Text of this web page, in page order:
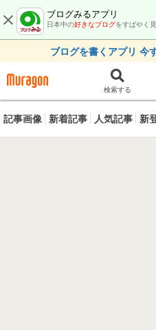
ブログみるアプリ
日本中の好きなブログをすばやく
ブログを書くアプリ 今
検索する
記事画像 新着記事 人気記事 新